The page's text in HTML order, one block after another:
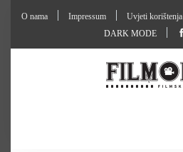
O nama Impressum Uvjeti korištenja
DARK MODE